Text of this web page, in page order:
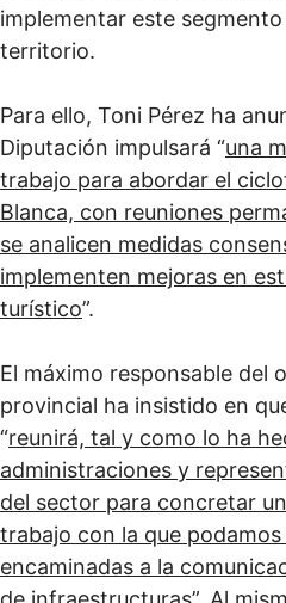
implementar este
territorio.
Para ello, Toni Pérez ha
Diputación impulsará “una
trabajo para abordar el
Blanca, con reuniones
se analicen medidas
implementen mejoras en
turístico”.
El máximo responsable del
provincial ha insistido en
“reunirá, tal y como lo ha
administraciones y
del sector para concretar
trabajo con la que
encaminadas a la